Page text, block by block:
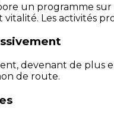
un programme
Les activités
devenant de
de route.